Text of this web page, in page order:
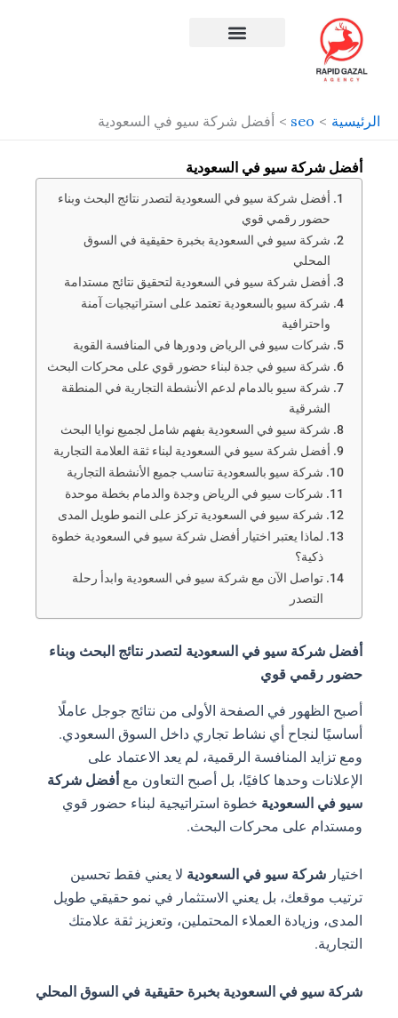
الرئيسية seo أفضل شركة سيو في السعودية
أفضل شركة سيو في السعودية
أفضل شركة سيو في السعودية لتصدر نتائج البحث وبناء
حضور رقمي قوي
شركة سيو في السعودية بخبرة حقيقية في السوق
المحلي
أفضل شركة سيو في السعودية لتحقيق نتائج مستدامة
شركة سيو بالسعودية تعتمد على استراتيجيات آمنة
واحترافية
شركات سيو في الرياض ودورها في المنافسة القوية
شركة سيو في جدة لبناء حضور قوي على محركات البحث
شركة سيو بالدمام لدعم الأنشطة التجارية في المنطقة
الشرقية
شركة سيو في السعودية بفهم شامل لجميع نوايا البحث
أفضل شركة سيو في السعودية لبناء ثقة العلامة التجارية
شركة سيو بالسعودية تناسب جميع الأنشطة التجارية
شركات سيو في الرياض وجدة والدمام بخطة موحدة
شركة سيو في السعودية تركز على النمو طويل المدى
لماذا يعتبر اختيار أفضل شركة سيو في السعودية خطوة
ذكية؟
تواصل الآن مع شركة سيو في السعودية وابدأ رحلة
التصدر
أفضل شركة سيو في السعودية لتصدر نتائج البحث وبناء
حضور رقمي قوي
أصبح الظهور في الصفحة الأولى من نتائج جوجل عاملًا
أساسيًا لنجاح أي نشاط تجاري داخل السوق السعودي.
ومع تزايد المنافسة الرقمية، لم يعد الاعتماد على
الإعلانات وحدها كافيًا، بل أصبح التعاون معأفضل شركة
سيو في السعوديةخطوة استراتيجية لبناء حضور قوي
ومستدام على محركات البحث.
اختيارشركة سيو في السعوديةلا يعني فقط تحسين
ترتيب موقعك، بل يعني الاستثمار في نمو حقيقي طويل
المدى، وزيادة العملاء المحتملين، وتعزيز ثقة علامتك
التجارية.
شركة سيو في السعودية بخبرة حقيقية في السوق المحلي